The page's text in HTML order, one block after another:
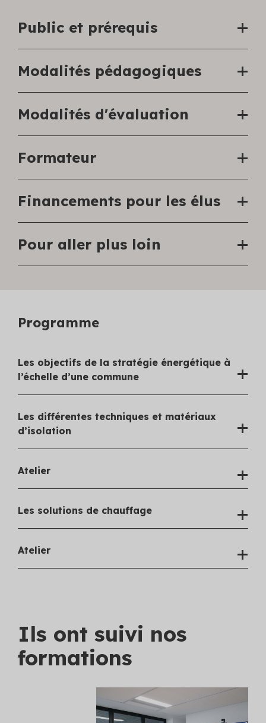
Programme
Les objectifs de la stratégie énergétique à
l’échelle d’une commune
Les différentes techniques et matériaux
d’isolation
Atelier
Les solutions de chauffage
Atelier
Public et prérequis
Modalités pédagogiques
Modalités d'évaluation
Formateur
Financements pour les élus
Pour aller plus loin
Ils ont suivi nos
formations